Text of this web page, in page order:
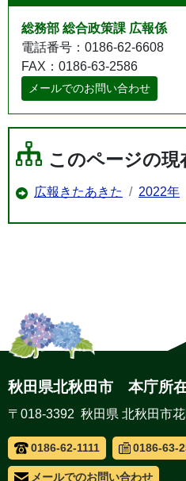
総務部 総合政策課 広報係
電話番号：0186-62-6608
FAX：0186-63-2586
メールでのお問い合わせ
このページの現
広報きたあきた 2022年
秋田県北秋田市 本庁所
〒018-3392 秋田県 北秋田市
0186-62-1111 0186-63-
メールでのお問い合わせ